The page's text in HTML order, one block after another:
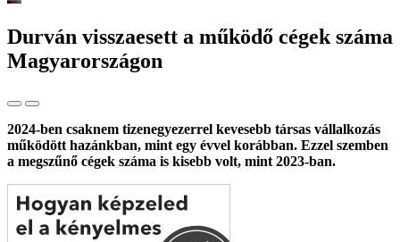
Durván visszaesett a működő cégek száma
Magyarországon
2024-ben csaknem tizenegyezerrel kevesebb társas vállalkozás
működött hazánkban, mint egy évvel korábban. Ezzel szemben
a megszűnő cégek száma is kisebb volt, mint 2023-ban.